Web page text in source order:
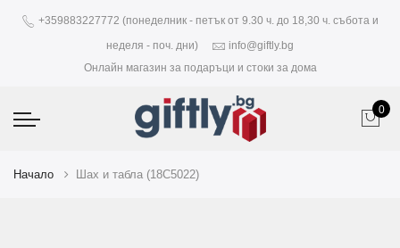
+359883227772 (понеделник - петък от 9.30 ч. до 18,30 ч. събота и
неделя - поч. дни)
info@giftly.bg
Онлайн магазин за подаръци и стоки за дома
0
Начало Шах и табла (18C5022)